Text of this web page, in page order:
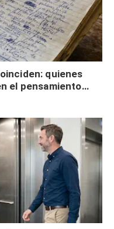
quienes
el pensamiento